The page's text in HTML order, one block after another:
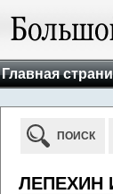
Главная
ПОИСК
ЛЕПЕХИН